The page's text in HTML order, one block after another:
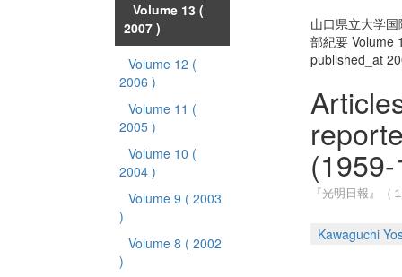
Volume 13 (
2007 )
Volume 12 (
2006 )
Volume 11 (
2005 )
Volume 10 (
2004 )
Volume 9 ( 2003
)
Volume 8 ( 2002
)
山口県立大学
部紀要 Volume
published_at
『光明日報』
Kawaguchi